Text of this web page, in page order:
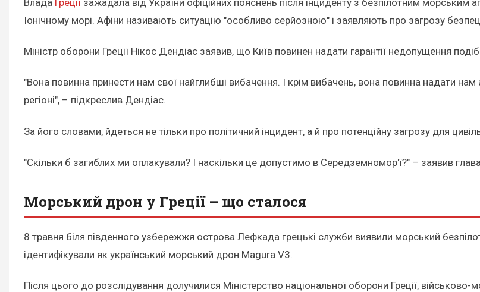
Влада Греції зажадала від України офіційних пояснень після інциденту з безпілотним
Іонічному морі. Афіни називають ситуацію "особливо серйозною" і заявляють про загрозу
Міністр оборони Греції Нікос Дендіас заявив, що Київ повинен надати гарантії недопущення
"Вона повинна принести нам свої найглибші вибачення. І крім вибачень, вона повинна надати
регіоні", – підкреслив Дендіас.
За його словами, йдеться не тільки про політичний інцидент, а й про потенційну загрозу для
"Скільки б загиблих ми оплакували? І наскільки це допустимо в Середземномор'ї?" – заявив
Морський дрон у Греції – що сталося
8 травня біля південного узбережжя острова Лефкада грецькі служби виявили морський
ідентифікували як український морський дрон Magura V3.
Після цього до розслідування долучилися Міністерство національної оборони Греції,